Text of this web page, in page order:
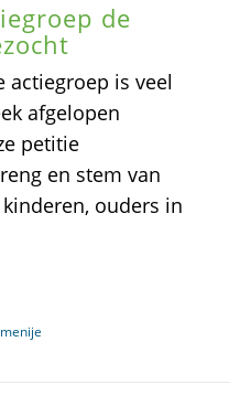
de
actiegroep is veel
afgelopen
petitie
en stem van
ouders in